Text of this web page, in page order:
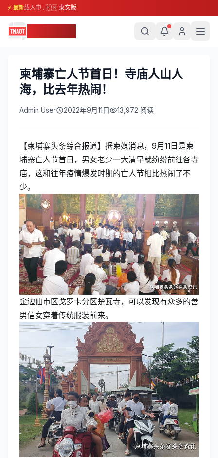
⚡ 最新载入中...🇰🇭 柬文版
柬埔寨亡人节首日！寺庙人山人
海，比去年热闹！
Admin User 2022年9月11日 13,972 阅读
【柬埔寨头条综合报道】据柬媒消息，9月11日是柬
埔寨亡人节首日，男女老少一大清早就纷纷前往各寺
庙，这和往年疫情爆发时期的亡人节相比热闹了不
少。
金边仙市区戈罗卡分区楚瓦寺，可以发现有众多的善
男信女穿着传统服装前来。